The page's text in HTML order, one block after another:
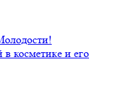
косметике и его